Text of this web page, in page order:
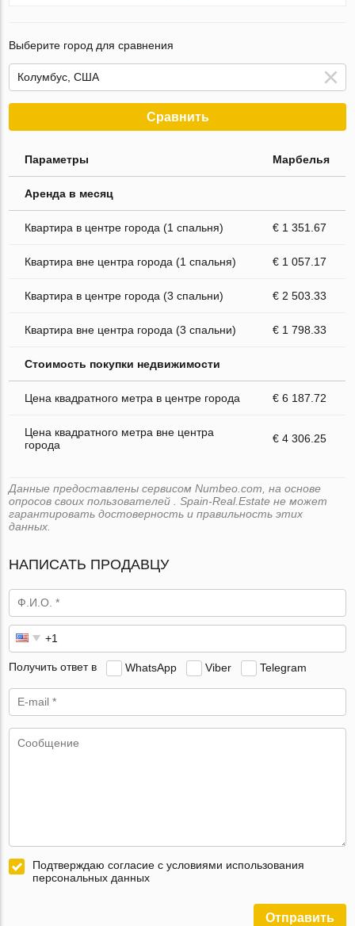
Выберите город для сравнения
Сравнить
Параметры Марбелья
Аренда в месяц
Квартира в центре города (1 спальня) € 1 351.67
Квартира вне центра города (1 спальня) € 1 057.17
Квартира в центре города (3 спальни) € 2 503.33
Квартира вне центра города (3 спальни) € 1 798.33
Стоимость покупки недвижимости
Цена квадратного метра в центре города € 6 187.72
Цена квадратного метра вне центра
города
€ 4 306.25
Данные предоставлены сервисом Numbeo.com, на основе
опросов своих пользователей . Spain-Real.Estate не может
гарантировать достоверность и правильность этих
данных.
НАПИСАТЬ ПРОДАВЦУ
Получить ответ в WhatsApp Viber Telegram
Подтверждаю согласие с условиями использования
персональных данных
Отправить